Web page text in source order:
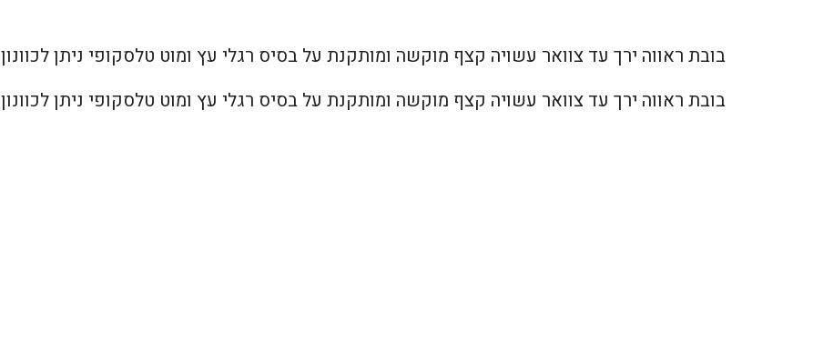
בובת ראווה ירך עד צוואר עשויה קצף מוקשה ומותקנת על בסיס רגלי עץ ומוט טלסקופי ניתן לכוונון
בובת ראווה ירך עד צוואר עשויה קצף מוקשה ומותקנת על בסיס רגלי עץ ומוט טלסקופי ניתן לכוונון